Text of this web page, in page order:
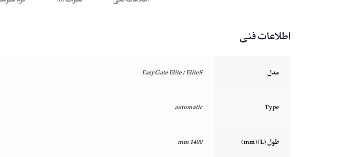
اطلاعات فنی
مدل EasyGate Elite / EliteS
Type
automatic
طول (L)(mm) 1400 mm